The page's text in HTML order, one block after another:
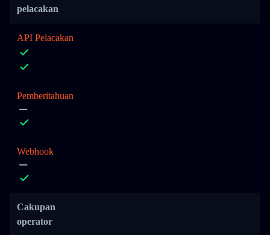
pelacakan
API Pelacakan
Pemberitahuan
Webhook
Cakupan
operator